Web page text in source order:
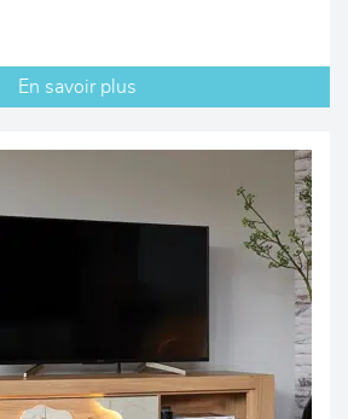
En savoir plus